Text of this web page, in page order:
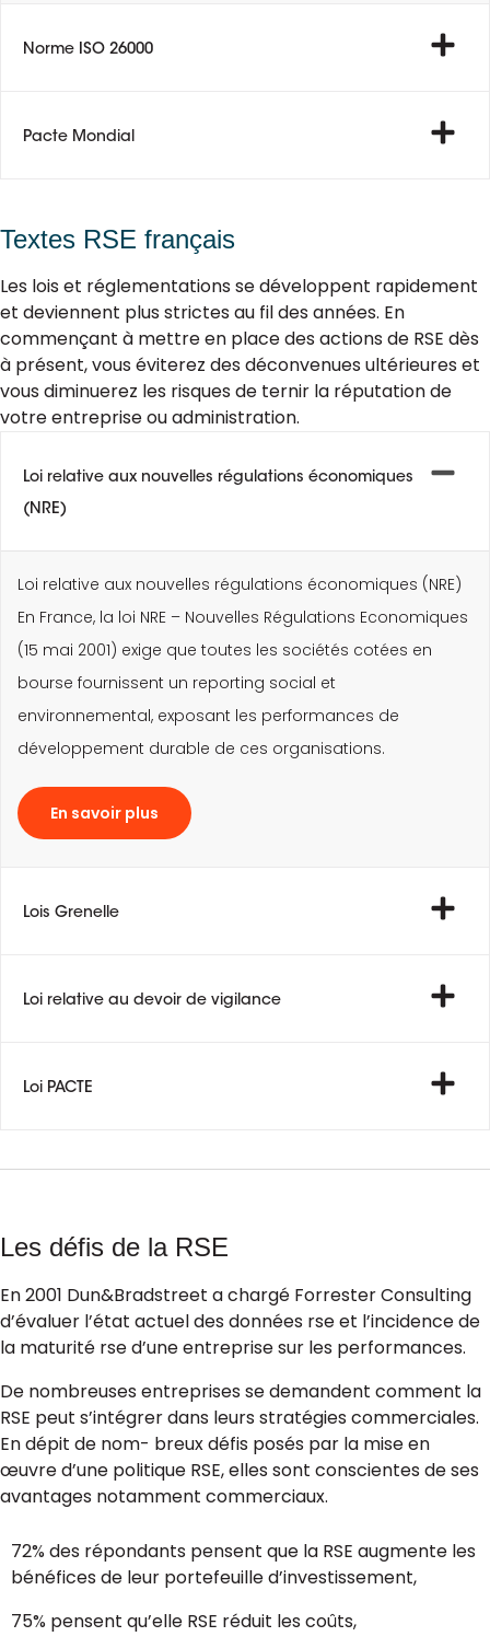
Norme ISO 26000
Pacte Mondial
Textes RSE français
Les lois et réglementations se développent rapidement
et deviennent plus strictes au fil des années. En
commençant à mettre en place des actions de RSE dès
à présent, vous éviterez des déconvenues ultérieures et
vous diminuerez les risques de ternir la réputation de
votre entreprise ou administration.
Loi relative aux nouvelles régulations économiques
(NRE)
Loi relative aux nouvelles régulations économiques (NRE)
En France, la loi NRE – Nouvelles Régulations Economiques
(15 mai 2001) exige que toutes les sociétés cotées en
bourse fournissent un reporting social et
environnemental, exposant les performances de
développement durable de ces organisations.
En savoir plus
Lois Grenelle
Loi relative au devoir de vigilance
Loi PACTE
Les défis de la RSE
En 2001 Dun&Bradstreet a chargé Forrester Consulting
d’évaluer l’état actuel des données rse et l’incidence de
la maturité rse d’une entreprise sur les performances.
De nombreuses entreprises se demandent comment la
RSE peut s’intégrer dans leurs stratégies commerciales.
En dépit de nom- breux défis posés par la mise en
œuvre d’une politique RSE, elles sont conscientes de ses
avantages notamment commerciaux.
72% des répondants pensent que la RSE augmente les
bénéfices de leur portefeuille d’investissement,
75% pensent qu’elle RSE réduit les coûts,